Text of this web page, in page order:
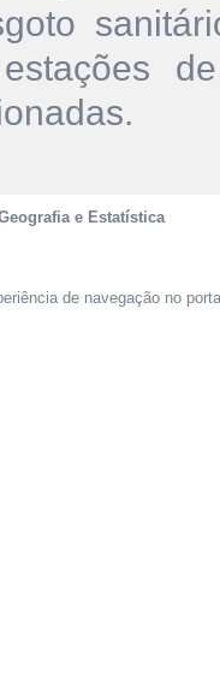
e Estatística
de navegação no